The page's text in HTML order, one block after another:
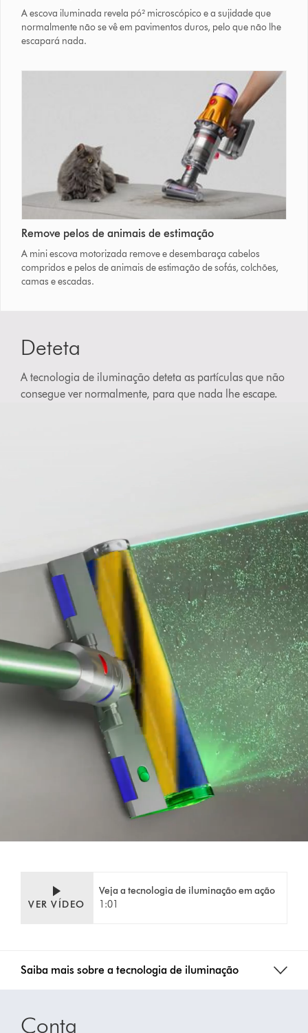
A escova iluminada revela pó² microscópico e a sujidade que
normalmente não se vê em pavimentos duros, pelo que não lhe
escapará nada.
Remove pelos de animais de estimação
A mini escova motorizada remove e desembaraça cabelos
compridos e pelos de animais de estimação de sofás, colchões,
camas e escadas.
Deteta
A tecnologia de iluminação deteta as partículas que não
consegue ver normalmente, para que nada lhe escape.
VER VÍDEO
Veja a tecnologia de iluminação em ação
1:01
Saiba mais sobre a tecnologia de iluminação
Conta